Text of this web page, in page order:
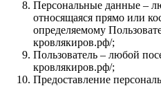
Персональные данные –
относящаяся прямо или
определяемому
кровлякиров.рф/;
Пользователь – любой
кровлякиров.рф/;
Предоставление